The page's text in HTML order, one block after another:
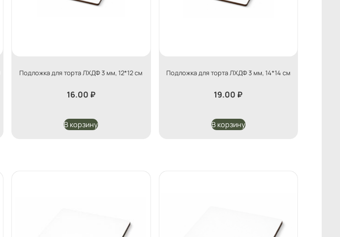
Подложка для торта ЛХДФ 3 мм, 12*12 см
16.00 ₽
В корзину
Подложка для торта ЛХДФ 3 мм, 14*14 см
19.00 ₽
В корзину